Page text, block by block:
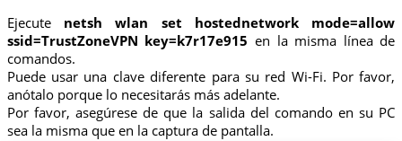
Ejecute netsh wlan set hostednetwork mode=allow
ssid=TrustZoneVPN key=k7r17e915 en la misma línea de
comandos.
Puede usar una clave diferente para su red Wi-Fi. Por favor,
anótalo porque lo necesitarás más adelante.
Por favor, asegúrese de que la salida del comando en su PC
sea la misma que en la captura de pantalla.